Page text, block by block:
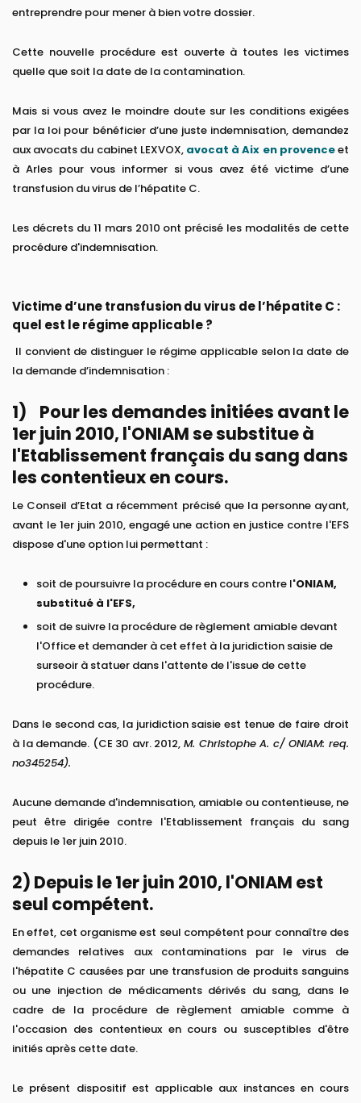
entreprendre pour mener à bien votre dossier.
Cette nouvelle procédure est ouverte à toutes les victimes
quelle que soit la date de la contamination.
Mais si vous avez le moindre doute sur les conditions exigées
par la loi pour bénéficier d’une juste indemnisation, demandez
aux avocats du cabinet LEXVOX, avocat à Aix en provenceet
à Arles pour vous informer si vous avez été victime d’une
transfusion du virus de l’hépatite C.
Les décrets du 11 mars 2010 ont précisé les modalités de cette
procédure d'indemnisation.
Victime d’une transfusion du virus de l’hépatite C :
quel est le régime applicable ?
Il convient de distinguer le régime applicable selon la date de
la demande d’indemnisation :
1) Pour les demandes initiées avant le
1er juin 2010, l'ONIAM se substitue à
l'Etablissement français du sang dans
les contentieux en cours.
Le Conseil d’Etat a récemment précisé que la personne ayant,
avant le 1er juin 2010, engagé une action en justice contre l'EFS
dispose d'une option lui permettant :
soit de poursuivre la procédure en cours contre l'ONIAM,
substitué à l'EFS,
soit de suivre la procédure de règlement amiable devant
l'Office et demander à cet effet à la juridiction saisie de
surseoir à statuer dans l'attente de l'issue de cette
procédure.
Dans le second cas, la juridiction saisie est tenue de faire droit
à la demande. (CE 30 avr. 2012,M. Christophe A. c/ ONIAM: req.
no345254).
Aucune demande d'indemnisation, amiable ou contentieuse, ne
peut être dirigée contre l'Etablissement français du sang
depuis le 1er juin 2010.
2) Depuis le 1er juin 2010, l'ONIAM est
seul compétent.
En effet, cet organisme est seul compétent pour connaître des
demandes relatives aux contaminations par le virus de
l'hépatite C causées par une transfusion de produits sanguins
ou une injection de médicaments dérivés du sang, dans le
cadre de la procédure de règlement amiable comme à
l'occasion des contentieux en cours ou susceptibles d'être
initiés après cette date.
Le présent dispositif est applicable aux instances en cours